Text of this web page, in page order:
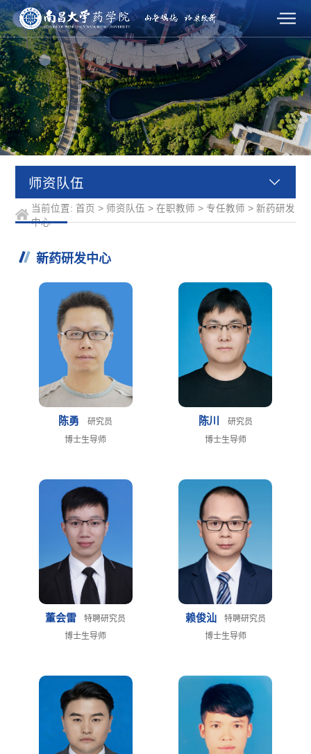
师资队伍
当前位置: 首页 > 师资队伍 > 在职教师 > 专任教师 > 新药研发
中心
新药研发中心
陈勇
研究员
博士生导师
陈川
研究员
博士生导师
董会雷
特聘研究员
博士生导师
赖俊汕
特聘研究员
博士生导师